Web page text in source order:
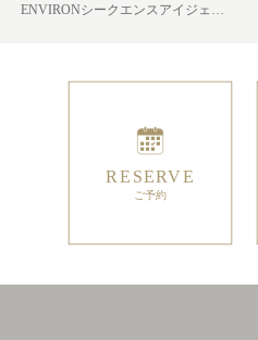
ENVIRONシークエンスアイジェ…